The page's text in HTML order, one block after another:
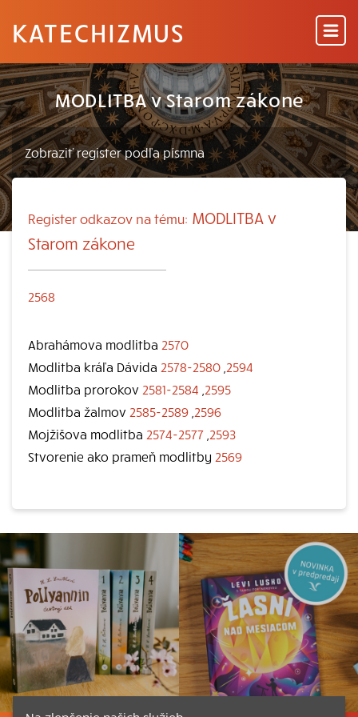
KATECHIZMUS
MODLITBA v Starom zákone
Register odkazov na tému: MODLITBA v
Starom zákone
2568
Abrahámova modlitba 2570
Modlitba kráľa Dávida 2578-2580 2594
Modlitba prorokov 2581-2584 2595
Modlitba žalmov 2585-2589 2596
Mojžišova modlitba 2574-2577 2593
Stvorenie ako prameň modlitby 2569